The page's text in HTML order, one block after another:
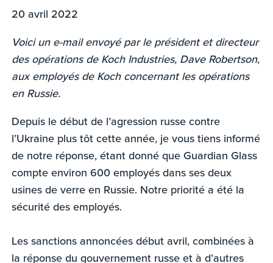
20 avril 2022
Voici un e-mail envoyé par le président et directeur
des opérations de Koch Industries, Dave Robertson,
aux employés de Koch concernant les opérations
en Russie.
Depuis le début de l’agression russe contre
l’Ukraine plus tôt cette année, je vous tiens informé
de notre réponse, étant donné que Guardian Glass
compte environ 600 employés dans ses deux
usines de verre en Russie. Notre priorité a été la
sécurité des employés.
Les sanctions annoncées début avril, combinées à
la réponse du gouvernement russe et à d’autres